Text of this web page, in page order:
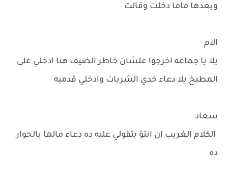
وبعدها ماما دخلت وقالت
الام
يلا يا جماعه اخرجوا علشان خاطر الضيف هنا ادخلي على
المطبخ يلا دعاء خدي الشربات وادخلي قدميه
سعاد
الكلام الغريب ان انتؤ بتقولي عليه ده دعاء مالها بالحوار
ده